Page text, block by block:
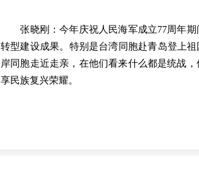
张晓刚：今年庆祝人民海军成立77周年期
转型建设成果。特别是台湾同胞赴青岛登上
岸同胞走近走亲，在他们看来什么都是统战
享民族复兴荣耀。